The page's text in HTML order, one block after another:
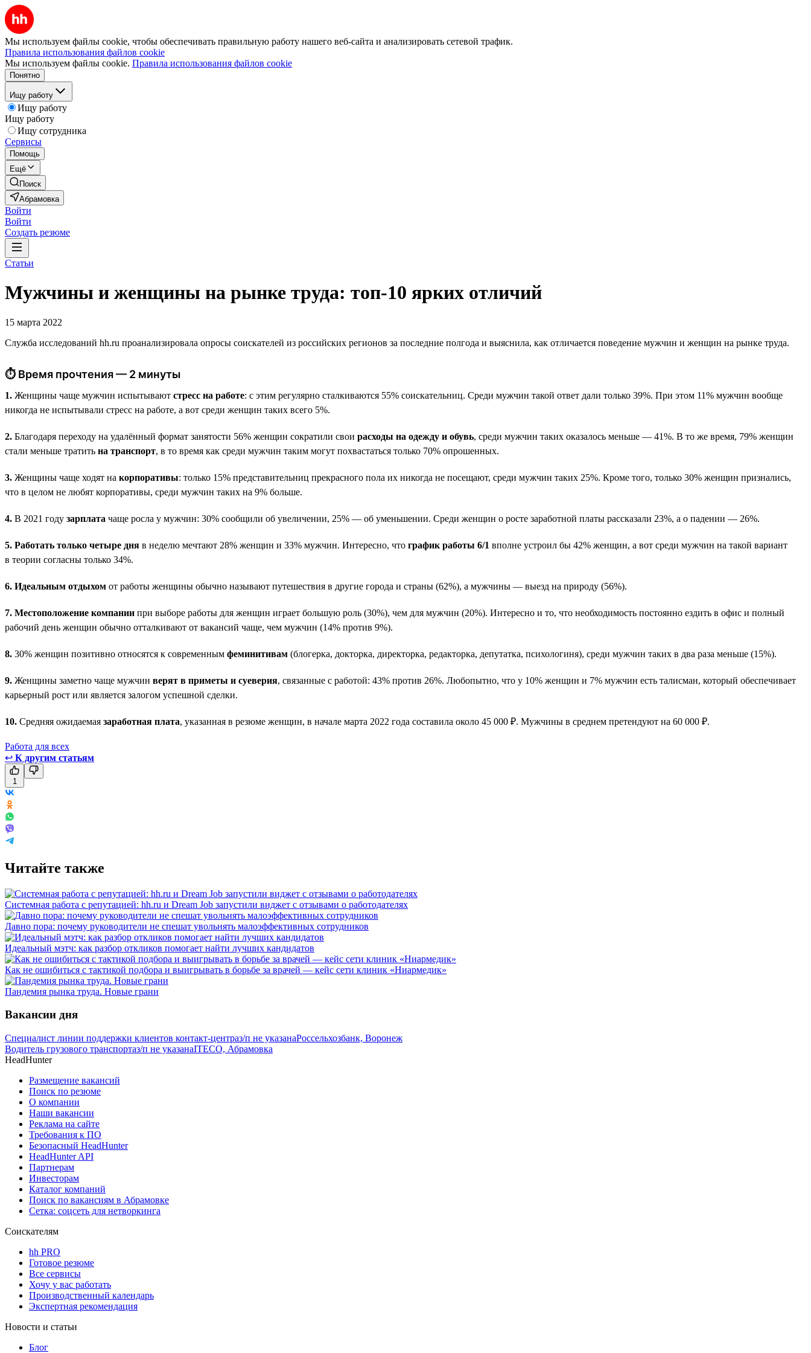
Мы используем файлы cookie, чтобы обеспечивать правильную работу нашего веб-сайта и анализировать сетевой трафик.
Правила использования файлов cookie
Мы используем файлы cookie. Правила использования файлов cookie
Понятно
Ищу работу
Ищу работу
Ищу работу
Ищу сотрудника
Сервисы
Помощь
Ещё
Поиск
Абрамовка
Войти
Войти
Создать резюме
Статьи
Мужчины и женщины на рынке труда: топ-10 ярких отличий
15 марта 2022
Служба исследований hh.ru проанализировала опросы соискателей из российских регионов за последние полгода и выяснила, как отличается поведение мужчин и женщин на рынке труда.
⏱ Время прочтения — 2 минуты
1. Женщины чаще мужчин испытывают стресс на работе: с этим регулярно сталкиваются 55% соискательниц. Среди мужчин такой ответ дали только 39%. При этом 11% мужчин вообще
никогда не испытывали стресс на работе, а вот среди женщин таких всего 5%.
2. Благодаря переходу на удалённый формат занятости 56% женщин сократили свои расходы на одежду и обувь, среди мужчин таких оказалось меньше — 41%. В то же время, 79% женщин
стали меньше тратить на транспорт, в то время как среди мужчин таким могут похвастаться только 70% опрошенных.
3. Женщины чаще ходят на корпоративы: только 15% представительниц прекрасного пола их никогда не посещают, среди мужчин таких 25%. Кроме того, только 30% женщин признались,
что в целом не любят корпоративы, среди мужчин таких на 9% больше.
4. В 2021 году зарплата чаще росла у мужчин: 30% сообщили об увеличении, 25% — об уменьшении. Среди женщин о росте заработной платы рассказали 23%, а о падении — 26%.
5. Работать только четыре дня в неделю мечтают 28% женщин и 33% мужчин. Интересно, что график работы 6/1 вполне устроил бы 42% женщин, а вот среди мужчин на такой вариант
в теории согласны только 34%.
6. Идеальным отдыхом от работы женщины обычно называют путешествия в другие города и страны (62%), а мужчины — выезд на природу (56%).
7. Местоположение компании при выборе работы для женщин играет большую роль (30%), чем для мужчин (20%). Интересно и то, что необходимость постоянно ездить в офис и полный
рабочий день женщин обычно отталкивают от вакансий чаще, чем мужчин (14% против 9%).
8. 30% женщин позитивно относятся к современным феминитивам (блогерка, докторка, директорка, редакторка, депутатка, психологиня), среди мужчин таких в два раза меньше (15%).
9. Женщины заметно чаще мужчин верят в приметы и суеверия, связанные с работой: 43% против 26%. Любопытно, что у 10% женщин и 7% мужчин есть талисман, который обеспечивает
карьерный рост или является залогом успешной сделки.
10. Средняя ожидаемая заработная плата, указанная в резюме женщин, в начале марта 2022 года составила около 45 000 ₽. Мужчины в среднем претендуют на 60 000 ₽.
Работа для всех
↩ К другим статьям
1
Читайте также
Системная работа с репутацией: hh.ru и Dream Job запустили виджет с отзывами о работодателях
Давно пора: почему руководители не спешат увольнять малоэффективных сотрудников
Идеальный мэтч: как разбор откликов помогает найти лучших кандидатов
Как не ошибиться с тактикой подбора и выигрывать в борьбе за врачей — кейс сети клиник «Ниармедик»
Пандемия рынка труда. Новые грани
Вакансии дня
Специалист линии поддержки клиентов контакт-центраз/п не указанаРоссельхозбанк, Воронеж
Водитель грузового транспортаз/п не указанаITECO, Абрамовка
HeadHunter
Размещение вакансий
Поиск по резюме
О компании
Наши вакансии
Реклама на сайте
Требования к ПО
Безопасный HeadHunter
HeadHunter API
Партнерам
Инвесторам
Каталог компаний
Поиск по вакансиям в Абрамовке
Сетка: соцсеть для нетворкинга
Соискателям
hh PRO
Готовое резюме
Все сервисы
Хочу у вас работать
Производственный календарь
Экспертная рекомендация
Новости и статьи
Блог